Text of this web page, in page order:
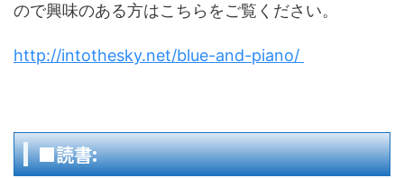
ので興味のある方はこちらをご覧ください。
http://intothesky.net/blue-and-piano/ ‎
■読書: